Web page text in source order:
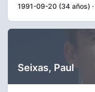
1991-09-20 (34 años) ·
Seixas, Paul